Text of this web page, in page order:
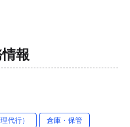
報
代行） 倉庫・保管